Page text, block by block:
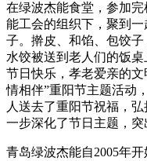
在绿波杰能食堂，参加
能工会的组织下，聚到
子。擀皮、和馅、包饺
水饺被送到老人们的饭
节日快乐，孝老爱亲的
情相伴”重阳节主题活动
人送去了重阳节祝福，
一步深化了节日主题，突
青岛绿波杰能自2005年